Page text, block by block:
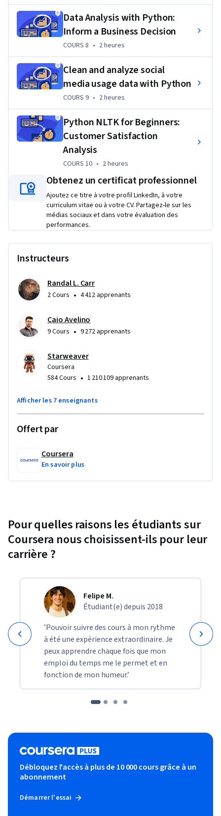
datasets and addresses actual business questions, creating
portfolio pieces that demonstrate your ability to extract
insights and inform decisions.
Data Analysis with Python:
Inform a Business Decision
COURS 8 2 heures
COURS 8 • 2 heures
Clean and analyze social
media usage data with Python
COURS 9, 2 heures
COURS 9 • 2 heures
Python NLTK for Beginners:
Customer Satisfaction
Analysis
COURS 10, 2 heures
COURS 10 • 2 heures
Obtenez un certificat professionnel
Ajoutez ce titre à votre profil LinkedIn, à votre
curriculum vitae ou à votre CV. Partagez-le sur les
médias sociaux et dans votre évaluation des
performances.
Instructeurs
Randal L. Carr
2 Cours • 4 412 apprenants
Caio Avelino
9 Cours • 9 272 apprenants
Starweaver
Coursera
584 Cours • 1 210 109 apprenants
Afficher les 7 enseignants
Offert par
Coursera
En savoir plus
Pour quelles raisons les étudiants sur
Coursera nous choisissent-ils pour leur
carrière ?
Felipe M.
Étudiant(e) depuis 2018
’Pouvoir suivre des cours à mon rythme
à été une expérience extraordinaire. Je
peux apprendre chaque fois que mon
emploi du temps me le permet et en
fonction de mon humeur.’
Débloquez l'accès à plus de 10 000 cours grâce à un
abonnement
Démarrer l'essai